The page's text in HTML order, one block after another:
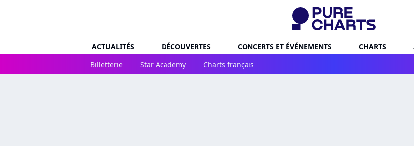
ACTUALITÉS DÉCOUVERTES CONCERTS ET ÉVÉNEMENTS CHARTS
Billetterie
Star Academy Charts français